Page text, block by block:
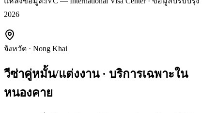
2026
จังหวัด · Nong Khai
วีซ่าคู่หมั้น/แต่งงาน· บริการเฉพาะใน
หนองคาย